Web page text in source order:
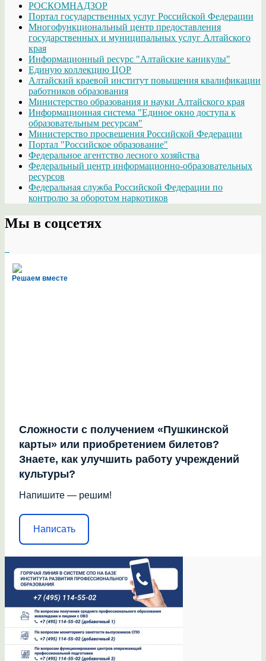
РОСКОМНАДЗОР
Портал государственных услуг Российской Федерации
Многофункциональный центр предоставления
государственных и муниципальных услуг Алтайского
края
Информационный ресурс "Алтайские каникулы"
Единую коллекцию ЦОР
Алтайский краевой институт повышения квалификации
работников образования
Министерство образования и науки Алтайского края
Информационная система "Единое окно доступа к
образовательным ресурсам"
Министерство просвещения Российской Федерации
Портал "Российское образование"
Федеральное агентство лесного хозяйства
Федеральный центр информационно-образовательных
ресурсов
Федеральная служба Российской Федерации по
контролю за оборотом наркотиков
Мы в соцсетях
Решаем вместе
Сложности с получением «Пушкинской
карты» или приобретением билетов?
Знаете, как улучшить работу учреждений
культуры?
Напишите — решим!
Написать